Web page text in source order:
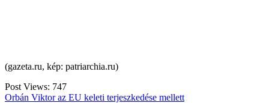
(gazeta.ru, kép: patriarchia.ru)
Post Views: 747
Bejegyzés
Orbán Viktor az EU keleti terjeszkedése mellett